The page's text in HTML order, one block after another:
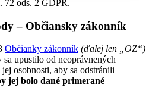
72 ods. 2 GDPR.
– Občiansky zákonník
Občianky zákonník (ďalej len „OZ“)
upustilo od neoprávnených
osobnosti, aby sa odstránili
jej bolo dané primerané